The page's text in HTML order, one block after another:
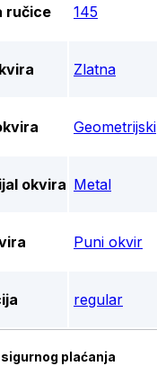
ručice 145
Zlatna
Geometrijski
okvira Metal
Puni okvir
regular
plaćanja